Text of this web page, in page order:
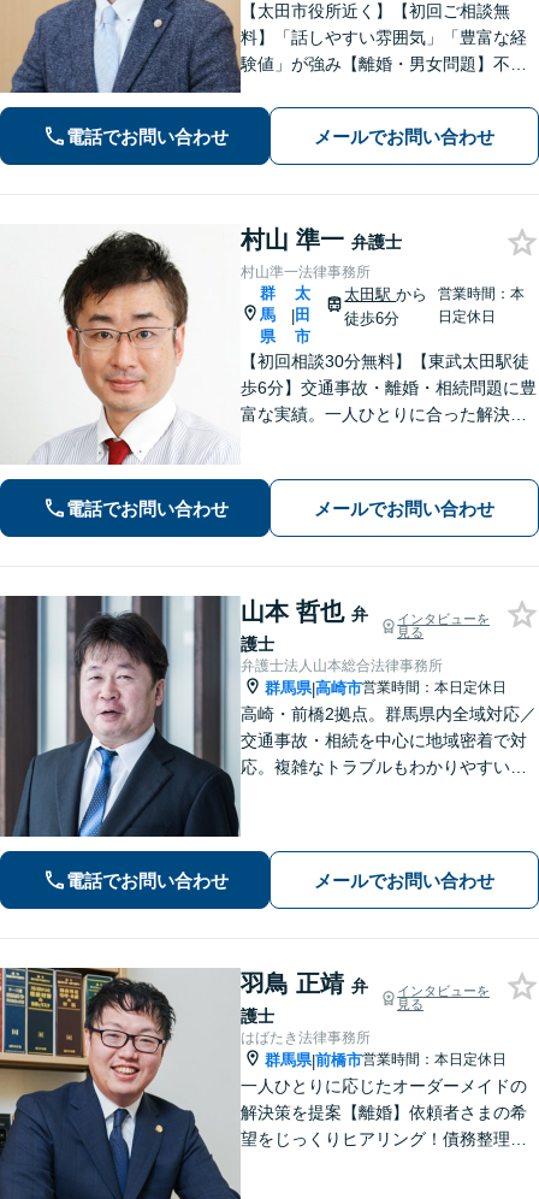
【太田市役所近く】【初回ご相談無
料】「話しやすい雰囲気」「豊富な経
験値」が強み【離婚・男女問題】不
せください【相続遺言】穏便な解決を
心がけています。交通事故、刑事事
件、医療問題などにも対応【休日の対
応可】
電話でお問い合わせ メールでお問い合わせ
村山 準一 弁護士
村山準一法律事務所
群
馬
県
|
太
田
市
太田駅から
徒歩6分
営業時間：本
日定休日
【初回相談30分無料】【東武太田駅徒
歩6分】交通事故・離婚・相続問題に豊
富な実績。一人ひとりに合った解決方
もご相談ください。
電話でお問い合わせ メールでお問い合わせ
山本 哲也 弁
護士
インタビューを
見る
弁護士法人山本総合法律事務所
群馬県|高崎市営業時間：本日定休日
高崎・前橋2拠点。群馬県内全域対応／
交通事故・相続を中心に地域密着で対
応。複雑なトラブルもわかりやすい言
電話でお問い合わせ メールでお問い合わせ
羽鳥 正靖 弁
護士
インタビューを
見る
はばたき法律事務所
群馬県|前橋市営業時間：本日定休日
一人ひとりに応じたオーダーメイドの
解決策を提案【離婚】依頼者さまの希
望をじっくりヒアリング！債務整理の